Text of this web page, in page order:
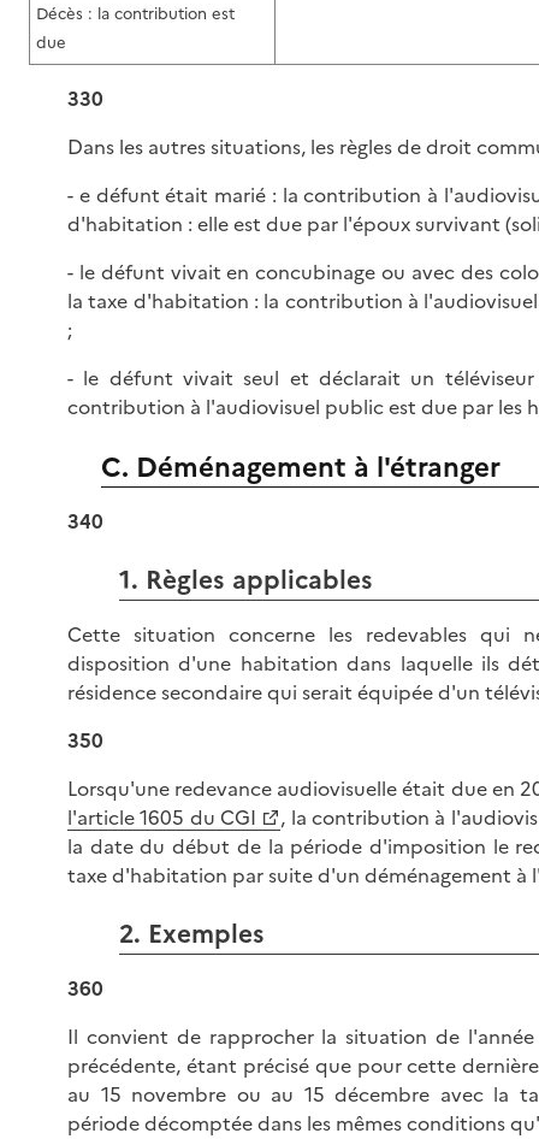
Décès : la contribution est
due
330
Dans les autres situations, les règles de droit
- e défunt était marié : la contribution à
d'habitation : elle est due par l'époux survivant
- le défunt vivait en concubinage ou avec des
la taxe d'habitation : la contribution à
;
- le défunt vivait seul et déclarait un
contribution à l'audiovisuel public est due par les
C. Déménagement à l'étranger
340
1. Règles applicables
Cette situation concerne les redevables qui
disposition d'une habitation dans laquelle ils
résidence secondaire qui serait équipée d'un
350
Lorsqu'une redevance audiovisuelle était due en
l'article 1605 du CGI
, la contribution à
la date du début de la période d'imposition le
taxe d'habitation par suite d'un déménagement à
2. Exemples
360
Il convient de rapprocher la situation de
précédente, étant précisé que pour cette
au 15 novembre ou au 15 décembre avec la
période décomptée dans les mêmes conditions